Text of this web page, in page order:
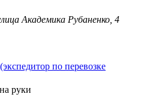
Академика Рубаненко, 4
по перевозке
на руки